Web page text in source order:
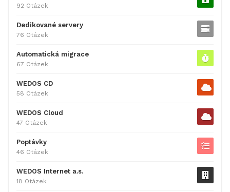
92 Otázek
Dedikované servery
76 Otázek
Automatická migrace
67 Otázek
WEDOS CD
58 Otázek
WEDOS Cloud
47 Otázek
Poptávky
46 Otázek
WEDOS Internet a.s.
18 Otázek